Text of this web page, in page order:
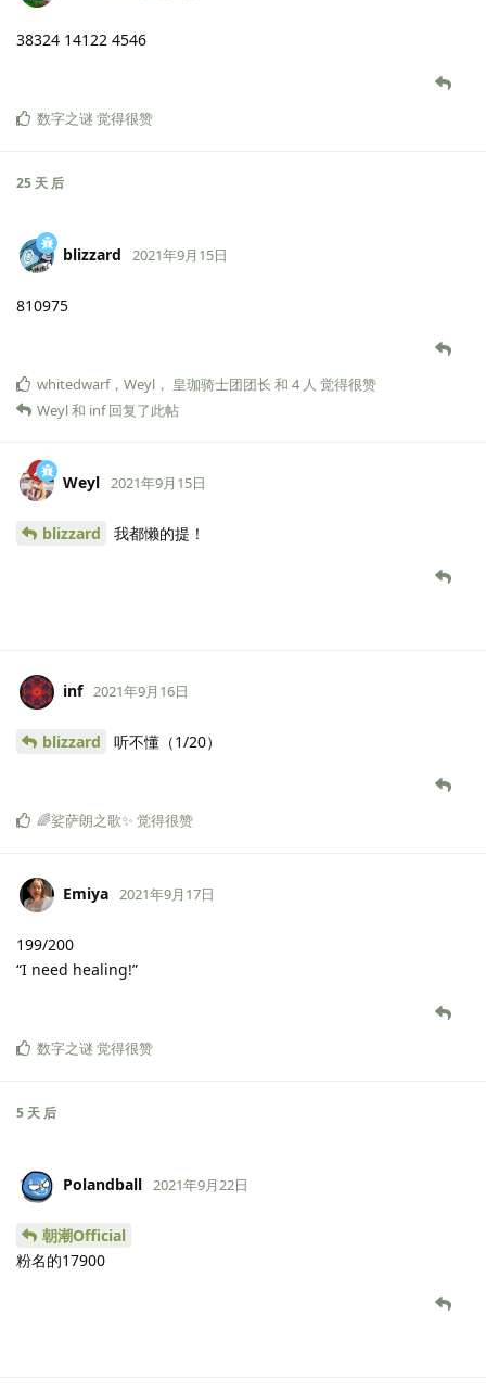
38324 14122 4546
数字之谜觉得很赞
25 天 后
blizzard 2021年9月15日
810975
whitedwarf， Weyl ， 皇珈骑士团团长 和 4 人 觉得很赞
Weyl和 inf回复了此帖
Weyl 2021年9月15日
blizzard 我都懒的提！
inf 2021年9月16日
blizzard 听不懂（1/20）
🌈娑萨朗之歌✨ 觉得很赞
Emiya 2021年9月17日
199/200
“I need healing!”
数字之谜觉得很赞
5 天 后
Polandball 2021年9月22日
朝潮Official
粉名的17900